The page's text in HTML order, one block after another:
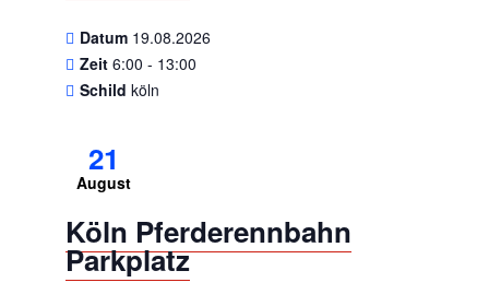
Datum 19.08.2026
Zeit 6:00 - 13:00
Schild köln
21
August
Köln Pferderennbahn
Parkplatz